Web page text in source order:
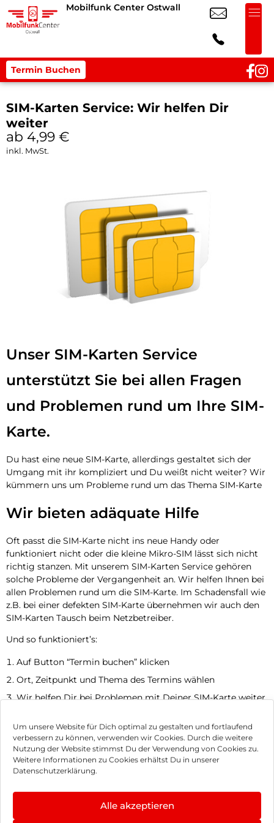
Um unsere Website für Dich optimal zu gestalten und fortlaufend
verbessern zu können, verwenden wir Cookies. Durch die weitere
Nutzung der Website stimmst Du der Verwendung von Cookies zu.
Weitere Informationen zu Cookies erhältst Du in unserer
Datenschutzerklärung.
Alle akzeptieren
Mobilfunk Center Ostwall
Termin Buchen
SIM-Karten Service: Wir helfen Dir
weiter
ab 4,99 €
inkl. MwSt.
Unser SIM-Karten Service
unterstützt Sie bei allen Fragen
und Problemen rund um Ihre SIM-
Karte.
Du hast eine neue SIM-Karte, allerdings gestaltet sich der
Umgang mit ihr kompliziert und Du weißt nicht weiter? Wir
kümmern uns um Probleme rund um das Thema SIM-Karte
Wir bieten adäquate Hilfe
Oft passt die SIM-Karte nicht ins neue Handy oder
funktioniert nicht oder die kleine Mikro-SIM lässt sich nicht
richtig stanzen. Mit unserem SIM-Karten Service gehören
solche Probleme der Vergangenheit an. Wir helfen Ihnen bei
allen Problemen rund um die SIM-Karte. Im Schadensfall wie
z.B. bei einer defekten SIM-Karte übernehmen wir auch den
SIM-Karten Tausch beim Netzbetreiber.
Und so funktioniert’s:
Auf Button “Termin buchen” klicken
Ort, Zeitpunkt und Thema des Termins wählen
Wir helfen Dir bei Problemen mit Deiner SIM-Karte weiter
Jetzt Termin vereinbaren
Impressum